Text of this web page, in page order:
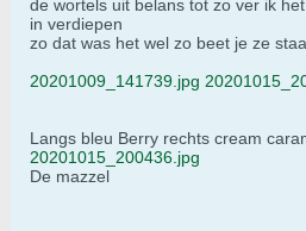
de wortels uit belans tot zo ver ik
in verdiepen
zo dat was het wel zo beet je ze
20201009_141739.jpg
Langs bleu Berry rechts cream
20201015_200436.jpg
De mazzel